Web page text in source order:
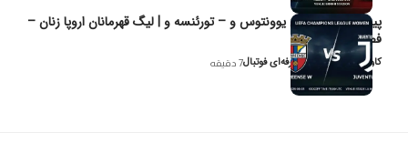
پیش‌بینی و تحلیل یوونتوس و – تورئنسه و | لیگ قهرمانان اروپا زنان –
فصل ۲۰۲۶
کاوه نیک‌فر، تحلیل‌گر حرفه‌ای فوتبال7 دقیقه